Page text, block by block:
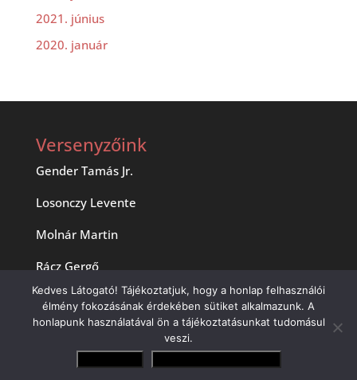
2021. június
2020. január
Versenyzőink
Gender Tamás Jr.
Losonczy Levente
Molnár Martin
Rácz Gergő
Zsigovits Norbert
Kedves Látogató! Tájékoztatjuk, hogy a honlap felhasználói
élmény fokozásának érdekében sütiket alkalmazunk. A
honlapunk használatával ön a tájékoztatásunkat tudomásul
veszi.